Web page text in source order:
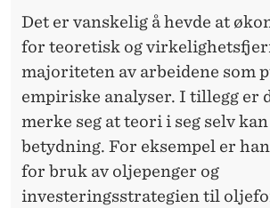
Det er vanskelig å hevde at
for teoretisk og
majoriteten av arbeidene som
empiriske analyser. I tillegg er
merke seg at teori i seg selv
betydning. For eksempel er
for bruk av oljepenger og
investeringsstrategien til